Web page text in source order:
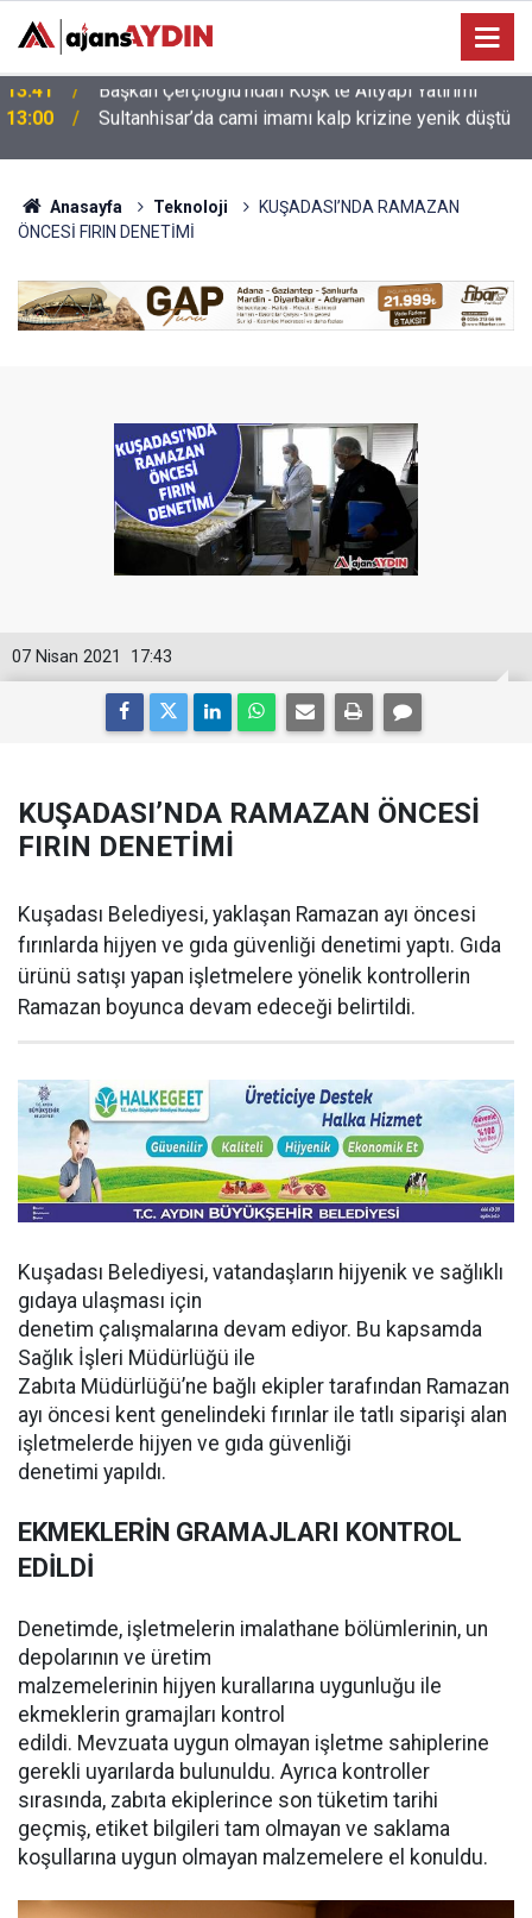
13:00 Sultanhisar’da cami imamı kalp krizine yenik düştü
Anasayfa Teknoloji
KUŞADASI’NDA RAMAZAN
ÖNCESİ FIRIN DENETİMİ
17:43
07 Nisan 2021
KUŞADASI’NDA RAMAZAN ÖNCESİ
FIRIN DENETİMİ
Kuşadası Belediyesi, yaklaşan Ramazan ayı öncesi
fırınlarda hijyen ve gıda güvenliği denetimi yaptı. Gıda
ürünü satışı yapan işletmelere yönelik kontrollerin
Ramazan boyunca devam edeceği belirtildi.
Kuşadası Belediyesi, vatandaşların hijyenik ve sağlıklı
gıdaya ulaşması için
denetim çalışmalarına devam ediyor. Bu kapsamda
Sağlık İşleri Müdürlüğü ile
Zabıta Müdürlüğü’ne bağlı ekipler tarafından Ramazan
ayı öncesi kent genelindeki fırınlar ile tatlı siparişi alan
işletmelerde hijyen ve gıda güvenliği
denetimi yapıldı.
EKMEKLERİN GRAMAJLARI KONTROL
EDİLDİ
Denetimde, işletmelerin imalathane bölümlerinin, un
depolarının ve üretim
malzemelerinin hijyen kurallarına uygunluğu ile
ekmeklerin gramajları kontrol
edildi. Mevzuata uygun olmayan işletme sahiplerine
gerekli uyarılarda bulunuldu. Ayrıca kontroller
sırasında, zabıta ekiplerince son tüketim tarihi
geçmiş, etiket bilgileri tam olmayan ve saklama
koşullarına uygun olmayan malzemelere el konuldu.